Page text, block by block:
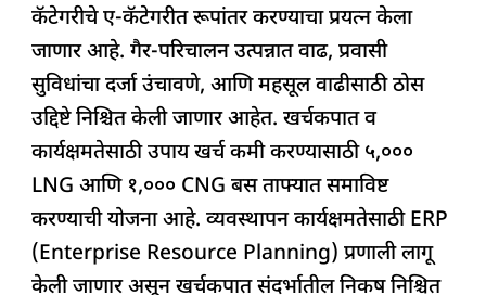
कॅटेगरीचे ए-कॅटेगरीत रूपांतर करण्याचा प्रयत्न केला
जाणार आहे. गैर-परिचालन उत्पन्नात वाढ, प्रवासी
सुविधांचा दर्जा उंचावणे, आणि महसूल वाढीसाठी ठोस
उद्दिष्टे निश्चित केली जाणार आहेत. खर्चकपात व
कार्यक्षमतेसाठी उपाय खर्च कमी करण्यासाठी ५,०००
LNG आणि १,००० CNG बस ताफ्यात समाविष्ट
करण्याची योजना आहे. व्यवस्थापन कार्यक्षमतेसाठी ERP
(Enterprise Resource Planning) प्रणाली लागू
केली जाणार असून खर्चकपात संदर्भातील निकष निश्चित